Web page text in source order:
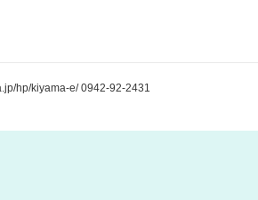
hp/kiyama-e/ 0942-92-2431